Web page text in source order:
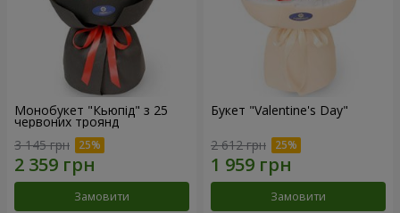
Монобукет "Кьюпід" з 25
червоних троянд
3 145 грн
Замовити
Букет "Valentine's Day"
2 612 грн
Замовити